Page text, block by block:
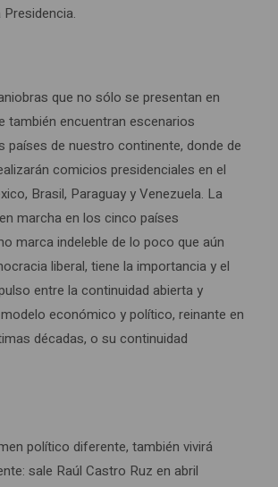
que no sólo se presentan en
también encuentran escenarios
países de nuestro continente, donde de
comicios presidenciales en el
Brasil, Paraguay y Venezuela. La
marcha en los cinco países
marca indeleble de lo poco que aún
liberal, tiene la importancia y el
entre la continuidad abierta y
económico y político, reinante en
décadas, o su continuidad
político diferente, también vivirá
sale Raúl Castro Ruz en abril